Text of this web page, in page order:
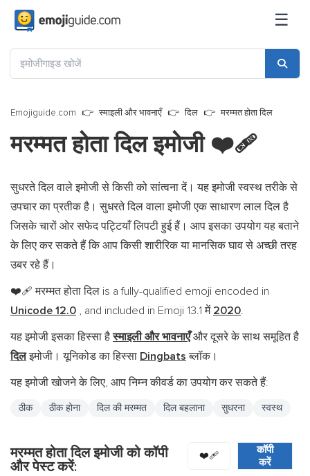
☰
Emojiguide.com स्माइली और भावनाएँ दिल मरम्मत होता दिल
मरम्मत होता दिल इमोजी ❤️‍🩹
सुधरते दिल वाले इमोजी से किसी को सांत्वना दें। यह इमोजी स्वस्थ तरीके से
उपचार का प्रतीक है। सुधरते दिल वाला इमोजी एक साधारण लाल दिल है
जिसके चारों ओर सफेद पट्टियाँ लिपटी हुई हैं। आप इसका उपयोग यह बताने
के लिए कर सकते हैं कि आप किसी शारीरिक या मानसिक घाव से अच्छी तरह
उबर रहे हैं।
❤️‍🩹 मरम्मत होता दिल is a fully-qualified emoji encoded in
Unicode 12.0 , and included in Emoji 13.1 में 2020.
यह इमोजी इसका हिस्सा हैस्माइली और भावनाएँऔर दूसरे के साथ समूहित है
दिलइमोजी। यूनिकोड का हिस्सा Dingbats ब्लॉक।
यह इमोजी खोजने के लिए, आप निम्न कीवर्ड का उपयोग कर सकते हैं:
ठीक ठीक होना दिल की मरम्मत दिल बहलाना सुधरना स्वस्थ
मरम्मत होता दिल इमोजी को कॉपी
और पेस्ट करें:
❤️‍🩹
कॉपी
करें